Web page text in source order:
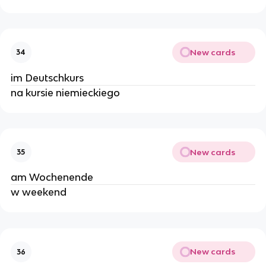
34 New cards
im Deutschkurs
na kursie niemieckiego
35 New cards
am Wochenende
w weekend
36 New cards